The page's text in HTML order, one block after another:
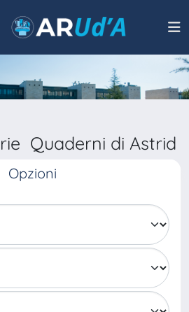
Quaderni di Astrid
Opzioni